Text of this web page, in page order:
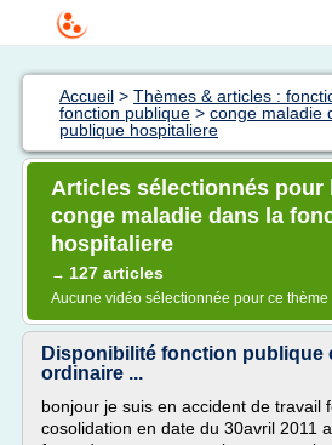
Accueil > Thèmes & articles :
fonction publique > conge maladie
publique hospitaliere
Articles sélectionnés pour
conge maladie dans la
hospitaliere
→ 127 articles
Aucune vidéo sélectionnée pour ce thème
Disponibilité fonction publique
ordinaire ...
bonjour je suis en accident de travail
cosolidation en date du 30avril 2011